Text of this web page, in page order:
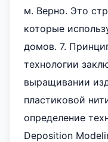
м. Верно. Это
которые
домов. 7.
технологии
выращивании
пластиковой
определение
Deposition